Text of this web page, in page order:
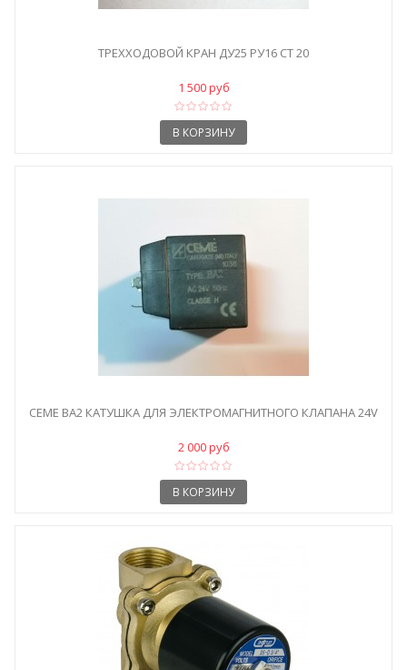
ТРЕХХОДОВОЙ КРАН ДУ25 РУ16 СТ 20
1 500 руб
В КОРЗИНУ
CEME BA2 КАТУШКА ДЛЯ ЭЛЕКТРОМАГНИТНОГО КЛАПАНА 24V
2 000 руб
В КОРЗИНУ